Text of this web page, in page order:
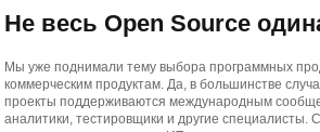
Не весь Open Source
Мы уже поднимали тему выбора программных
коммерческим продуктам. Да, в большинстве
проекты поддерживаются международным
аналитики, тестировщики и другие специалисты.